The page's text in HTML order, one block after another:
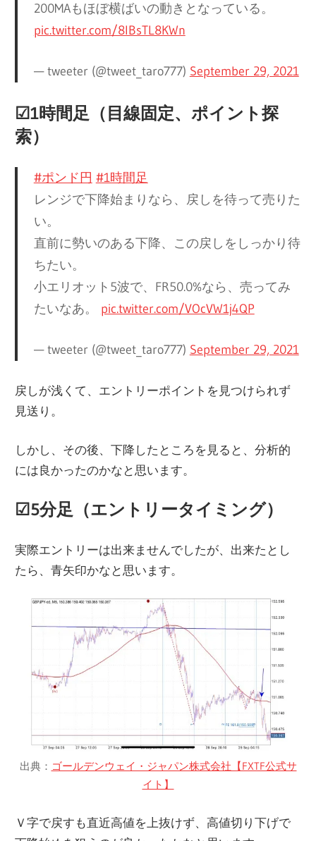
200MAもほぼ横ばいの動きとなっている。
pic.twitter.com/8lBsTL8KWn
— tweeter (@tweet_taro777) September 29, 2021
☑︎1時間足（目線固定、ポイント探
索）
#ポンド円 #1時間足
レンジで下降始まりなら、戻しを待って売りた
い。
直前に勢いのある下降、この戻しをしっかり待
ちたい。
小エリオット5波で、FR50.0%なら、売ってみ
たいなあ。 pic.twitter.com/VOcVW1j4QP
— tweeter (@tweet_taro777) September 29, 2021
戻しが浅くて、エントリーポイントを見つけられず
見送り。
しかし、その後、下降したところを見ると、分析的
には良かったのかなと思います。
☑︎5分足（エントリータイミング）
実際エントリーは出来ませんでしたが、出来たとし
たら、青矢印かなと思います。
出典： ゴールデンウェイ・ジャパン株式会社【FXTF公式サ
イト】
Ｖ字で戻すも直近高値を上抜けず、高値切り下げで